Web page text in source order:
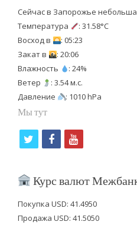
Сейчас в Запорожье
Температура
: 31.58°C
Восход в
: 05:23
Закат в
: 20:06
Влажность
: 24%
Ветер
: 3.54 м.с.
Давление
: 1010 hPa
Мы тут
i
t
f
c
b
y
u
u
Курс валют
Покупка USD: 41.4950
Продажа USD: 41.5050